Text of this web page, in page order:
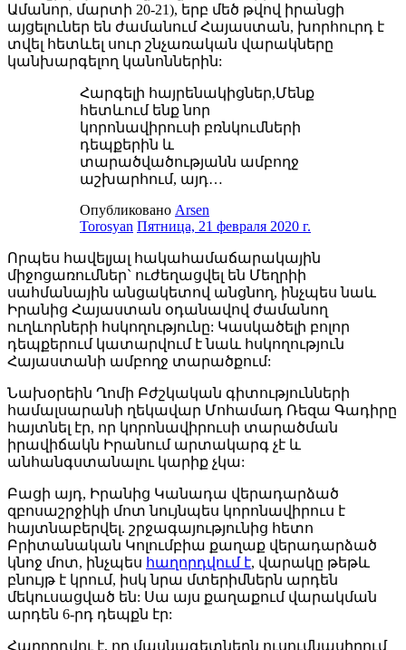
Ամանոր, մարտի 20-21), երբ մեծ թվով իրանցի
այցելուներ են ժամանում Հայաստան, խորհուրդ է
տվել հետևել սուր շնչառական վարակները
կանխարգելող կանոններին:
Հարգելի հայրենակիցներ,Մենք
հետևում ենք նոր
կորոնավիրուսի բռնկումների
դեպքերին և
տարածվածությանն ամբողջ
աշխարհում, այդ…
Опубликовано Arsen
Torosyan Пятница, 21 февраля 2020 г.
Որպես հավելյալ հակահամաճարակային
միջոցառումներ` ուժեղացվել են Մեղրիի
սահմանային անցակետով անցնող, ինչպես նաև
Իրանից Հայաստան օդանավով ժամանող
ուղևորների հսկողությունը: Կասկածելի բոլոր
դեպքերում կատարվում է նաև հսկողություն
Հայաստանի ամբողջ տարածքում:
Նախօրեին Ղոմի Բժշկական գիտությունների
համալսարանի ղեկավար Մոհամադ Ռեզա Գադիրը
հայտնել էր, որ կորոնավիրուսի տարածման
իրավիճակն Իրանում արտակարգ չէ և
անհանգստանալու կարիք չկա:
Բացի այդ, Իրանից Կանադա վերադարձած
զբոսաշրջիկի մոտ նույնպես կորոնավիրուս է
հայտնաբերվել. շրջագայությունից հետո
Բրիտանական Կոլումբիա քաղաք վերադարձած
կնոջ մոտ, ինչպես հաղորդվում է, վարակը թեթև
բնույթ է կրում, իսկ նրա մտերիմներն արդեն
մեկուսացված են: Սա այս քաղաքում վարակման
արդեն 6-րդ դեպքն էր:
Հաղորդվու է, որ մասնագետներն ուսումնասիրում